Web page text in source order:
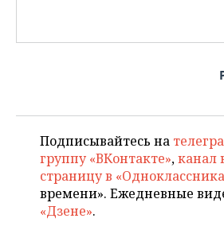
Подписывайтесь на
группу «ВКонтакте»,канал
страницу в
времени». Ежедневные
«Дзене».